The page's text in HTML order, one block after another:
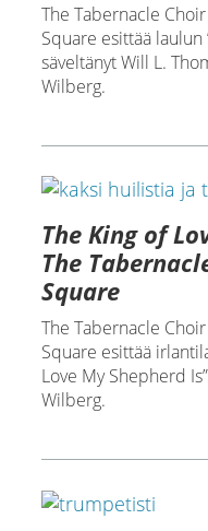
The Tabernacle
Square esittää laulun
säveltänyt Will L.
Wilberg.
The King of
The
Square
The Tabernacle
Square esittää
Love My Shepherd
Wilberg.